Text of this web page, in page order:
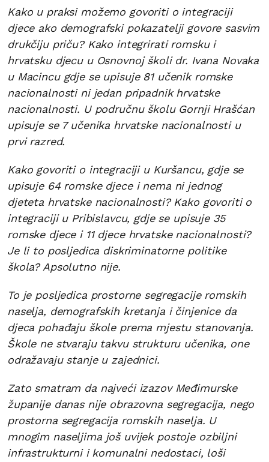
Kako u praksi možemo govoriti o integraciji
djece ako demografski pokazatelji govore sasvim
drukčiju priču? Kako integrirati romsku i
hrvatsku djecu u Osnovnoj školi dr. Ivana Novaka
u Macincu gdje se upisuje 81 učenik romske
nacionalnosti ni jedan pripadnik hrvatske
nacionalnosti. U područnu školu Gornji Hrašćan
upisuje se 7 učenika hrvatske nacionalnosti u
prvi razred.
Kako govoriti o integraciji u Kuršancu, gdje se
upisuje 64 romske djece i nema ni jednog
djeteta hrvatske nacionalnosti? Kako govoriti o
integraciji u Pribislavcu, gdje se upisuje 35
romske djece i 11 djece hrvatske nacionalnosti?
Je li to posljedica diskriminatorne politike
škola? Apsolutno nije.
To je posljedica prostorne segregacije romskih
naselja, demografskih kretanja i činjenice da
djeca pohađaju škole prema mjestu stanovanja.
Škole ne stvaraju takvu strukturu učenika, one
odražavaju stanje u zajednici.
Zato smatram da najveći izazov Međimurske
županije danas nije obrazovna segregacija, nego
prostorna segregacija romskih naselja. U
mnogim naseljima još uvijek postoje ozbiljni
infrastrukturni i komunalni nedostaci, loši